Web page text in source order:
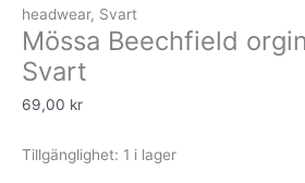
headwear, Svart
Mössa Beechfield
Svart
69,00 kr
Tillgänglighet: 1 i lager
headwear,
Svart
mängd